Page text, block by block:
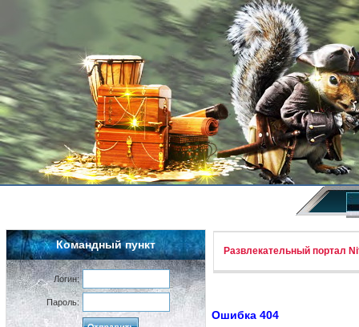
Командный пункт
Логин:
Пароль:
Развлекательный портал
Ошибка 404